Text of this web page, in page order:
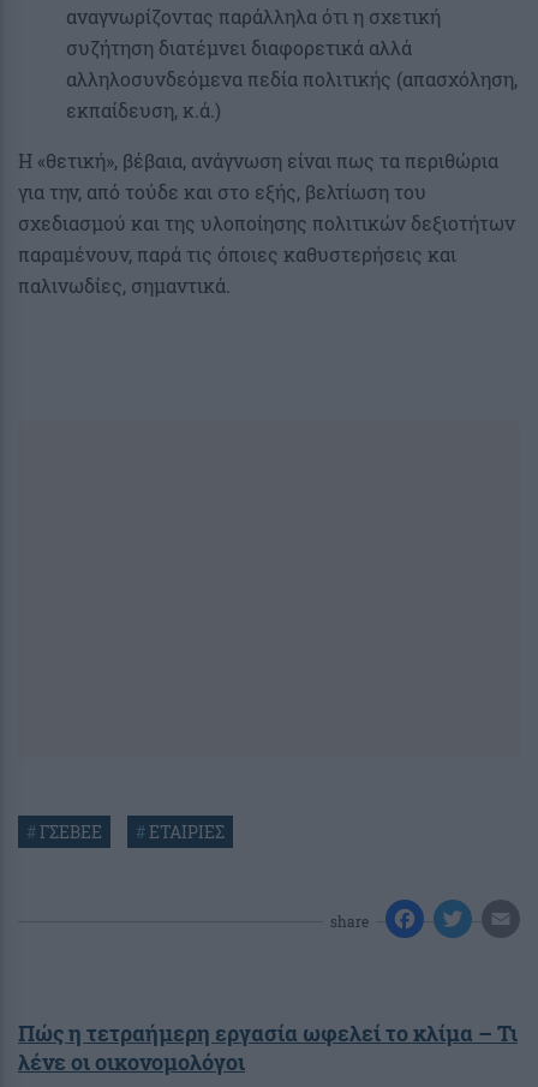
αναγνωρίζοντας παράλληλα ότι η σχετική
συζήτηση διατέμνει διαφορετικά αλλά
αλληλοσυνδεόμενα πεδία πολιτικής (απασχόληση,
εκπαίδευση, κ.ά.)
H «θετική», βέβαια, ανάγνωση είναι πως τα περιθώρια
για την, από τούδε και στο εξής, βελτίωση του
σχεδιασμού και της υλοποίησης πολιτικών δεξιοτήτων
παραμένουν, παρά τις όποιες καθυστερήσεις και
παλινωδίες, σημαντικά.
#ΓΣΕΒΕΕ #ΕΤΑΙΡΙΕΣ
share
Πώς η τετραήμερη εργασία ωφελεί το κλίμα – Τι
λένε οι οικονομολόγοι